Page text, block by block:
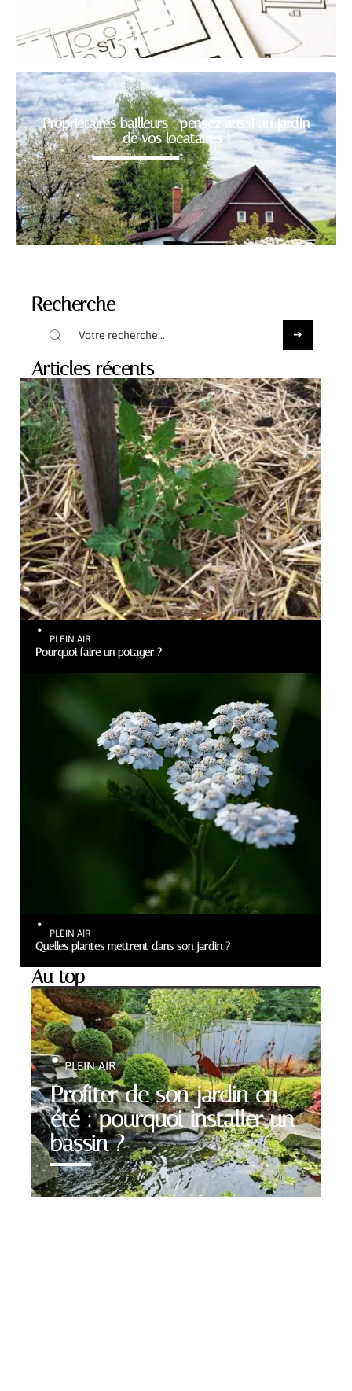
Propriétaires bailleurs : pensez aussi au jardin
de vos locataires !
Recherche
Articles récents
PLEIN AIR
Pourquoi faire un potager ?
PLEIN AIR
Quelles plantes mettrent dans son jardin ?
Au top
Profiter de son jardin en
été : pourquoi installer un
bassin ?
PLEIN AIR